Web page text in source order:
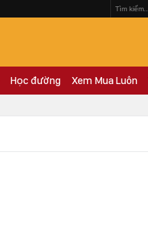
Học đường Xem Mua Luôn